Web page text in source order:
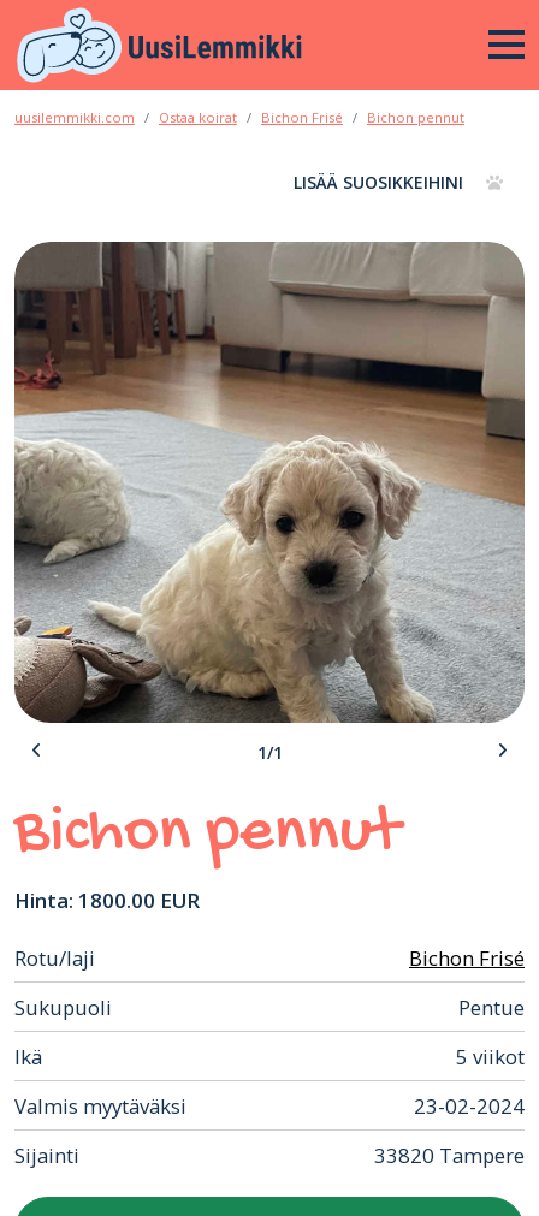
uusilemmikki.com Ostaa koirat Bichon Frisé Bichon pennut
LISÄÄ SUOSIKKEIHINI
1/1
Bichon pennut
Hinta: 1800.00 EUR
Rotu/laji
Bichon Frisé
Sukupuoli
Pentue
Ikä
5 viikot
Valmis myytäväksi
23-02-2024
Sijainti
33820 Tampere